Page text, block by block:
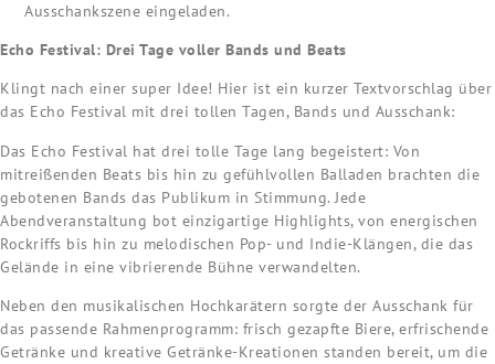
Ausschankszene eingeladen.
Echo Festival: Drei Tage voller Bands und Beats
Klingt nach einer super Idee! Hier ist ein kurzer Textvorschlag über
das Echo Festival mit drei tollen Tagen, Bands und Ausschank:
Das Echo Festival hat drei tolle Tage lang begeistert: Von
mitreißenden Beats bis hin zu gefühlvollen Balladen brachten die
gebotenen Bands das Publikum in Stimmung. Jede
Abendveranstaltung bot einzigartige Highlights, von energischen
Rockriffs bis hin zu melodischen Pop- und Indie-Klängen, die das
Gelände in eine vibrierende Bühne verwandelten.
Neben den musikalischen Hochkarätern sorgte der Ausschank für
das passende Rahmenprogramm: frisch gezapfte Biere, erfrischende
Getränke und kreative Getränke-Kreationen standen bereit, um die